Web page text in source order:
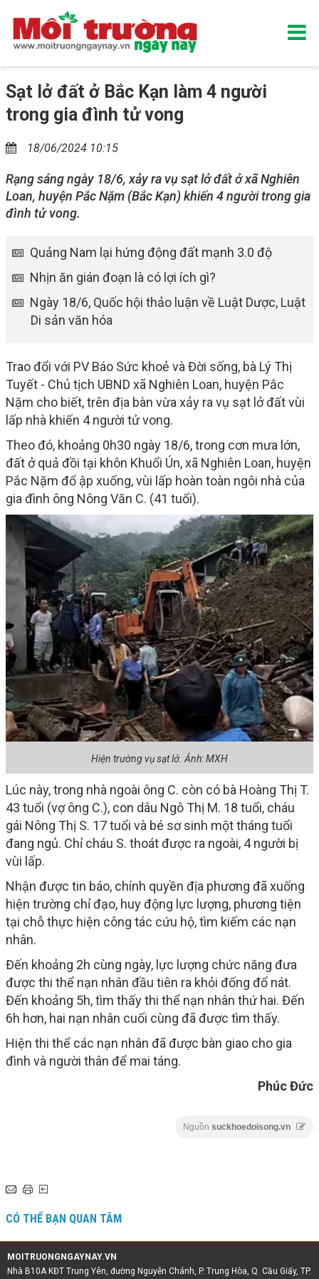
Sạt lở đất ở Bắc Kạn làm 4 người
trong gia đình tử vong
18/06/2024 10:15
Rạng sáng ngày 18/6, xảy ra vụ sạt lở đất ở xã Nghiên
Loan, huyện Pắc Nặm (Bắc Kạn) khiến 4 người trong gia
đình tử vong.
Quảng Nam lại hứng động đất mạnh 3.0 độ
Nhịn ăn gián đoạn là có lợi ích gì?
Ngày 18/6, Quốc hội thảo luận về Luật Dược, Luật
Di sản văn hóa
Trao đổi với PV Báo Sức khoẻ và Đời sống, bà Lý Thị
Tuyết - Chủ tịch UBND xã Nghiên Loan, huyện Pắc
Nặm cho biết, trên địa bàn vừa xảy ra vụ sạt lở đất vùi
lấp nhà khiến 4 người tử vong.
Theo đó, khoảng 0h30 ngày 18/6, trong cơn mưa lớn,
đất ở quả đồi tại khôn Khuổi Ún, xã Nghiên Loan, huyện
Pắc Nặm đổ ập xuống, vùi lấp hoàn toàn ngôi nhà của
gia đình ông Nông Văn C. (41 tuổi).
Hiện trường vụ sạt lở. Ảnh: MXH
Lúc này, trong nhà ngoài ông C. còn có bà Hoàng Thị T.
43 tuổi (vợ ông C.), con dâu Ngô Thị M. 18 tuổi, cháu
gái Nông Thị S. 17 tuổi và bé sơ sinh một tháng tuổi
đang ngủ. Chỉ cháu S. thoát được ra ngoài, 4 người bị
vùi lấp.
Nhận được tin báo, chính quyền địa phương đã xuống
hiện trường chỉ đạo, huy động lực lượng, phương tiện
tại chỗ thực hiện công tác cứu hộ, tìm kiếm các nạn
nhân.
Đến khoảng 2h cùng ngày, lực lượng chức năng đưa
được thi thể nạn nhân đầu tiên ra khỏi đống đổ nát.
Đến khoảng 5h, tìm thấy thi thể nạn nhân thứ hai. Đến
6h hơn, hai nạn nhân cuối cùng đã được tìm thấy.
Hiện thi thể các nạn nhân đã được bàn giao cho gia
đình và người thân để mai táng.
Phúc Đức
Nguồn suckhoedoisong.vn
CÓ THỂ BẠN QUAN TÂM
MOITRUONGNGAYNAY.VN
Nhà B10A KĐT Trung Yên, đường Nguyễn Chánh, P. Trung Hòa, Q. Cầu Giấy, TP.